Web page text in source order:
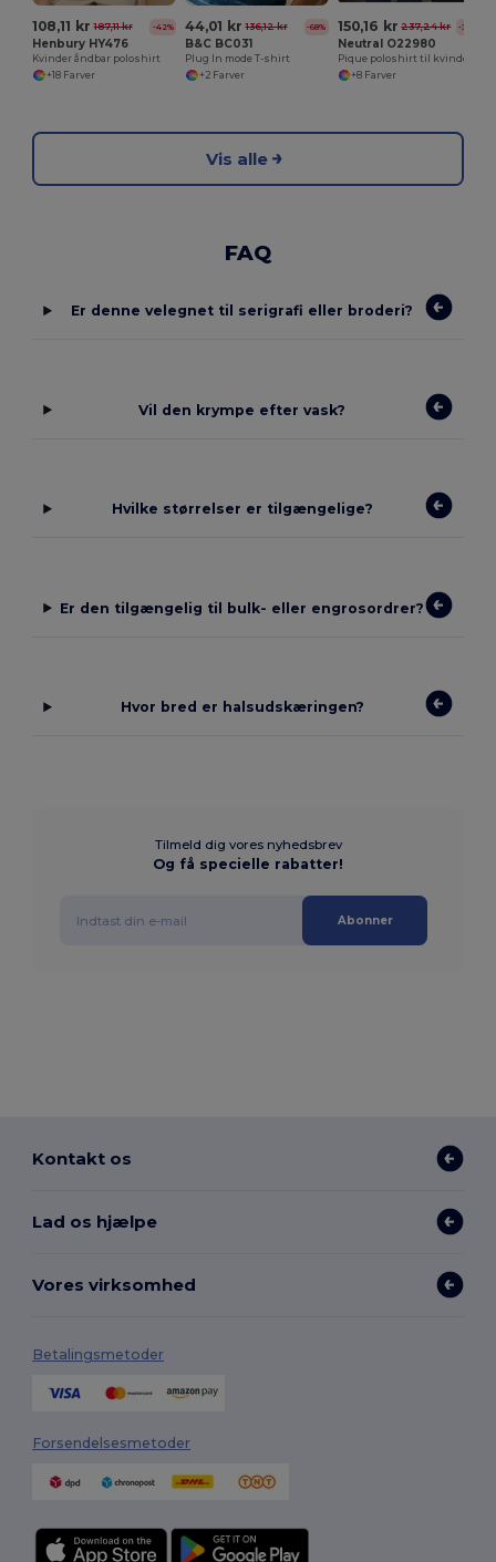
108,11 kr 187,11 kr -42%
Henbury HY476
Kvinder åndbar poloshirt
+18 Farver
44,01 kr 136,12 kr -68%
B&C BC031
Plug In mode T-shirt
+2 Farver
150,16 kr 237,24 kr -37%
Neutral O22980
Pique poloshirt til kvinder
+8 Farver
Vis alle
FAQ
Er denne velegnet til serigrafi eller broderi?
Vil den krympe efter vask?
Hvilke størrelser er tilgængelige?
Er den tilgængelig til bulk- eller engrosordrer?
Hvor bred er halsudskæringen?
Tilmeld dig vores nyhedsbrev
Og få specielle rabatter!
Abonner
Kontakt os
Lad os hjælpe
Vores virksomhed
Betalingsmetoder
Forsendelsesmetoder